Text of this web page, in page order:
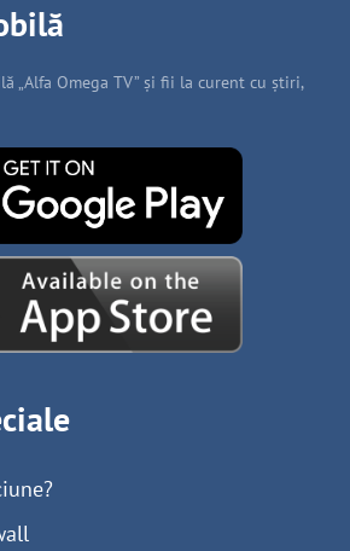
„Alfa Omega TV” și fii la curent cu știri,